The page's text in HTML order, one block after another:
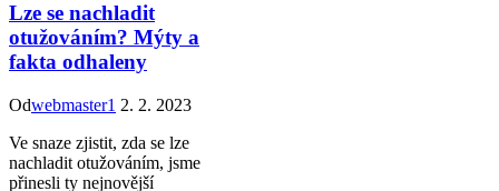
Lze se nachladit
otužováním? Mýty a
fakta odhaleny
Odwebmaster1 2. 2. 2023
Ve snaze zjistit, zda se lze
nachladit otužováním, jsme
přinesli ty nejnovější